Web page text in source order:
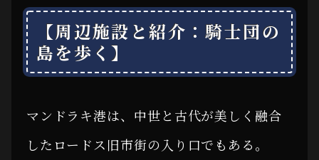
【周辺施設と紹介：騎士団の
島を歩く】
マンドラキ港は、中世と古代が美しく融合
したロードス旧市街の入り口でもある。